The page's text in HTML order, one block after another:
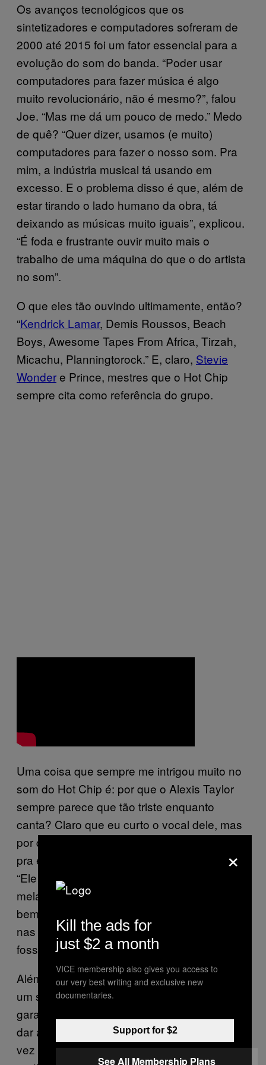
Os avanços tecnológicos que os
sintetizadores e computadores sofreram de
2000 até 2015 foi um fator essencial para a
evolução do som do banda. “Poder usar
computadores para fazer música é algo
muito revolucionário, não é mesmo?”, falou
Joe. “Mas me dá um pouco de medo.” Medo
de quê? “Quer dizer, usamos (e muito)
computadores para fazer o nosso som. Pra
mim, a indústria musical tá usando em
excesso. E o problema disso é que, além de
estar tirando o lado humano da obra, tá
deixando as músicas muito iguais”, explicou.
“É foda e frustrante ouvir muito mais o
trabalho de uma máquina do que o do artista
no som”.
O que eles tão ouvindo ultimamente, então?
“Kendrick Lamar, Demis Roussos, Beach
Boys, Awesome Tapes From Africa, Tirzah,
Micachu, Planningtorock.” E, claro, Stevie
Wondere Prince, mestres que o Hot Chip
sempre cita como referência do grupo.
Uma coisa que sempre me intrigou muito no
som do Hot Chip é: por que o Alexis Taylor
sempre parece que tão triste enquanto
canta? Claro que eu curto o vocal dele, mas
por quê? Joe riu muito quando perguntei isso
pra ele. “Sempre nos dizem isso”, comentou.
“Ele é meio atraído por uma espécie de
melancolia, eu acho. Acaba casando muito
bem com o ar vintage que tentamos colocar
nas músicas. E não é como se Hot Chip
fosse para soar super feliz”.
Além de trazer a voz tristonha do Taylor para
um show divertido no Sónar SP, Goddard me
garantiu que eles próprios também querem
dar aquela passeada em São Paulo. “Toda
vez que viemos pra cá, gostamos muito de
×
Kill the ads for
just $2 a month
VICE membership also gives you access to
our very best writing and exclusive new
documentaries.
Support for $2
See All Membership Plans